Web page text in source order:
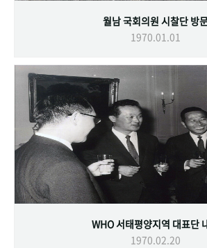
월남 국회의원 시찰단 방
1970.01.01
WHO 서태평양지역 대표단
1970.02.20